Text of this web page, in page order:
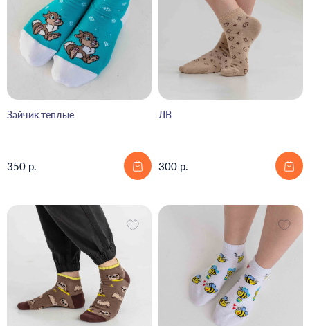
Зайчик теплые
350 р.
ЛВ
300 р.